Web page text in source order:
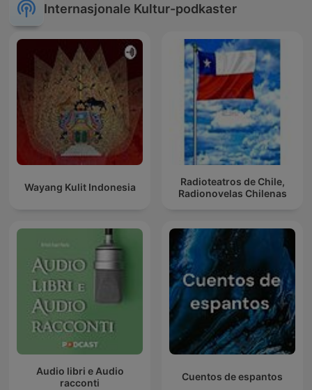
Internasjonale Kultur-podkaster
Wayang Kulit Indonesia
Radioteatros de Chile,
Radionovelas Chilenas
Audio libri e Audio
racconti
Cuentos de espantos